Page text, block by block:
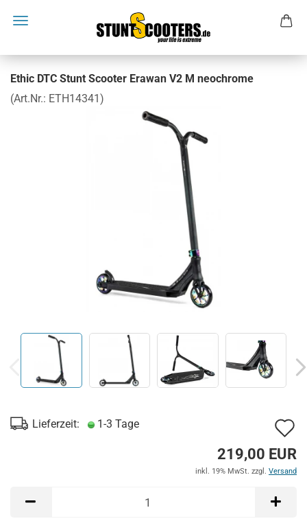
Ethic DTC Stunt Scooter Erawan V2 M neochrome
(Art.Nr.: ETH14341)
Lieferzeit: 1-3 Tage
219,00 EUR
inkl. 19% MwSt. zzgl. Versand